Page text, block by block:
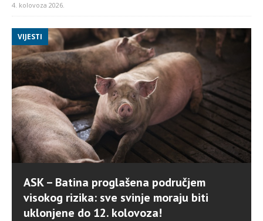
4. kolovoza 2026.
VIJESTI
ASK – Batina proglašena područjem
visokog rizika: sve svinje moraju biti
uklonjene do 12. kolovoza!